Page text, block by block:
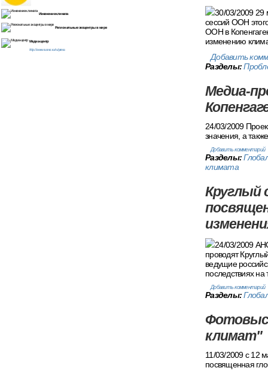
Изменение климата
Региональные экоцентры в мире
Медиа-центр
http://www.rusrec.ru/ru/press
30/03/2009 29
сессий ООН
ООН в
изменению
Добавить
Разделы:
Медиа-
24/03/2009
значения, а
Добавить комментарий
Разделы:
климата
Круглый
24/03/2009
проводят
ведущие
последствиях
Добавить комментарий
Разделы:
климат"
11/03/2009 c 12
посвященная